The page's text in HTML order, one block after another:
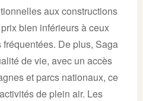
aux constructions
bien inférieurs à ceux
De plus, Saga
de vie, avec un accès
et parcs nationaux, ce
de plein air. Les